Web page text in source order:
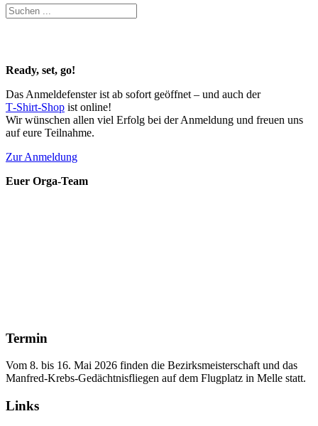
Ready, set, go!
Das Anmeldefenster ist ab sofort geöffnet – und auch der
T‑Shirt‑Shop ist online!
Wir wünschen allen viel Erfolg bei der Anmeldung und freuen uns
auf eure Teilnahme.
Zur Anmeldung
Euer Orga‑Team
Termin
Vom 8. bis 16. Mai 2026 finden die Bezirksmeisterschaft und das
Manfred‑Krebs‑Gedächtnisfliegen auf dem Flugplatz in Melle statt.
Links